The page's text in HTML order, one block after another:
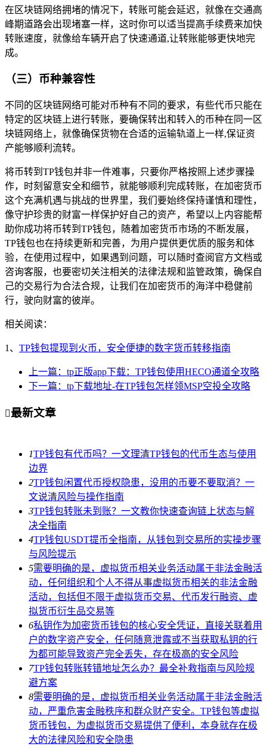
在区块链网络拥堵的情况下，转账可能会延迟，就像在交通高
峰期道路会出现堵塞一样，这时你可以适当提高手续费来加快
转账速度，就像给车辆开启了快速通道,让转账能够更快地完
成。
（三）币种兼容性
不同的区块链网络可能对币种有不同的要求，有些代币只能在
特定的区块链上进行转账，要确保转出和转入的币种在同一区
块链网络上，就像确保货物在合适的运输轨道上一样,保证资
产能够顺利流转。
将币转到TP钱包并非一件难事，只要你严格按照上述步骤操
作，时刻留意安全和细节，就能够顺利完成转账，在加密货币
这个充满机遇与挑战的世界里，我们要始终保持谨慎和理性，
像守护珍贵的财富一样保护好自己的资产，希望以上内容能帮
助你成功将币转到TP钱包，随着加密货币市场的不断发展，
TP钱包也在持续更新和完善，为用户提供更优质的服务和体
验，在使用过程中，如果遇到问题，可以随时查阅官方文档或
咨询客服，也要密切关注相关的法律法规和监管政策，确保自
己的交易行为合法合规，让我们在加密货币的海洋中稳健前
行，驶向财富的彼岸。
相关阅读：
1、 TP钱包提现到火币，安全便捷的数字货币转移指南
上一篇：tp正版app下载：TP钱包使用HECO通道全攻略
下一篇：tp下载地址-在TP钱包怎样领MSP空投全攻略
最新文章
1TP钱包有代币吗？一文理清TP钱包的代币生态与使用
边界
2TP钱包闲置代币授权隐患，没用的币要不要取消？一
文说清风险与操作指南
3TP钱包转账未到账？一文教你快速查询链上状态与解
决全指南
4TP钱包USDT提币全指南，从钱包到交易所的实操步骤
与风险提示
5需要明确的是，虚拟货币相关业务活动属于非法金融活
动，任何组织和个人不得从事虚拟货币相关的非法金融
活动，包括但不限于虚拟货币交易、代币发行融资、虚
拟货币衍生品交易等
6私钥作为加密货币钱包的核心安全凭证，直接关联着用
户的数字资产安全，任何随意泄露或不当获取私钥的行
为都可能导致资产完全丢失，存在极高的安全风险
7TP钱包转账转错地址怎么办？最全补救指南与风险规
避方案
8需要明确的是，虚拟货币相关业务活动属于非法金融活
动，严重危害金融秩序和群众财产安全。TP钱包等虚拟
货币钱包，为虚拟货币交易提供了便利，本身就存在极
大的法律风险和安全隐患